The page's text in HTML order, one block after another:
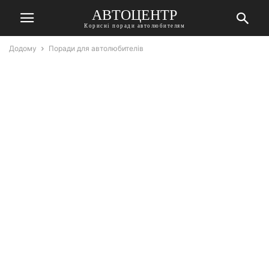
АВТОЦЕНТР
Корисні поради автолюбителям
Додому Поради для автолюбителів